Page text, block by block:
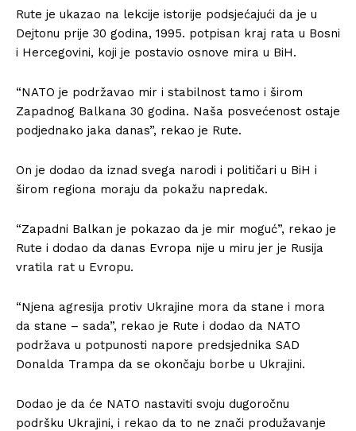
Rute je ukazao na lekcije istorije podsjećajući da je u
Dejtonu prije 30 godina, 1995. potpisan kraj rata u Bosni
i Hercegovini, koji je postavio osnove mira u BiH.
“NATO je podržavao mir i stabilnost tamo i širom
Zapadnog Balkana 30 godina. Naša posvećenost ostaje
podjednako jaka danas”, rekao je Rute.
On je dodao da iznad svega narodi i političari u BiH i
širom regiona moraju da pokažu napredak.
“Zapadni Balkan je pokazao da je mir moguć”, rekao je
Rute i dodao da danas Evropa nije u miru jer je Rusija
vratila rat u Evropu.
“Njena agresija protiv Ukrajine mora da stane i mora
da stane – sada”, rekao je Rute i dodao da NATO
podržava u potpunosti napore predsjednika SAD
Donalda Trampa da se okončaju borbe u Ukrajini.
Dodao je da će NATO nastaviti svoju dugoročnu
podršku Ukrajini, i rekao da to ne znači produžavanje